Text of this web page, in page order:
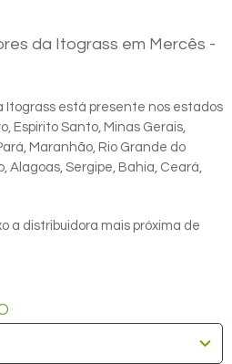
da Itograss em Mercês -
Itograss está presente nos estados
Espirito Santo, Minas Gerais,
Maranhão, Rio Grande do
Alagoas, Sergipe, Bahia, Ceará,
a distribuidora mais próxima de